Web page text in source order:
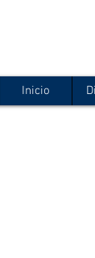
Inicio